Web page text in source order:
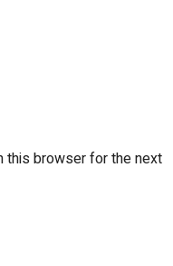
this browser for the next